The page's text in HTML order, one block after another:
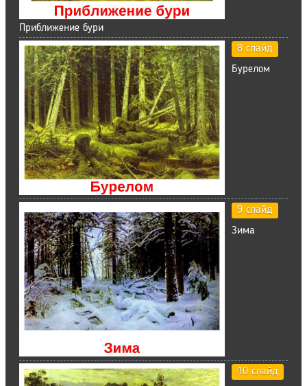
Приближение бури
8 слайд
Бурелом
9 слайд
Зима
10 слайд